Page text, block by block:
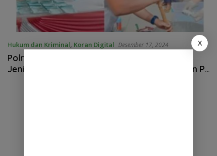
Hukum dan Kriminal, Koran Digital Desember 17, 2024
Polresta Deli Serdang musnahkan Narkotika
Jenis Sabu Sebanyak 3,65 Kg ,Sabu,Ganja dan Pil
X